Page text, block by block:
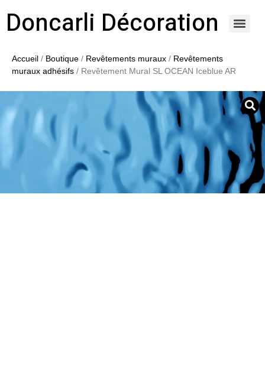
Doncarli Décoration
Accueil / Boutique / Revêtements muraux / Revêtements
muraux adhésifs / Revêtement Mural SL OCEAN Iceblue AR